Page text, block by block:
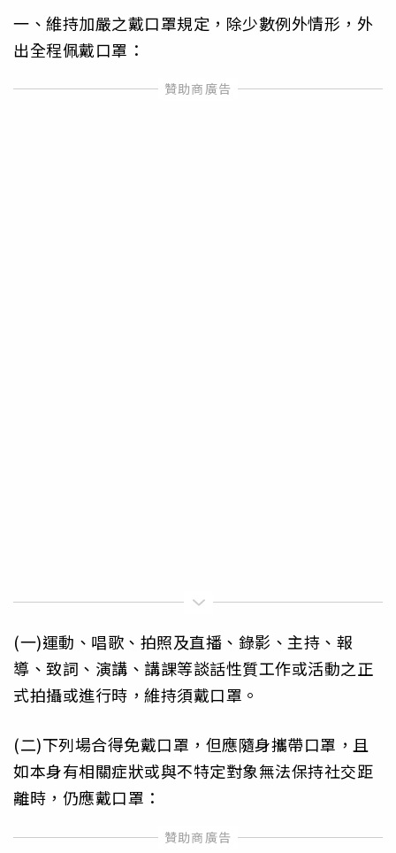
一、維持加嚴之戴口罩規定，除少數例外情形，外
出全程佩戴口罩：
(一)運動、唱歌、拍照及直播、錄影、主持、報
導、致詞、演講、講課等談話性質工作或活動之正
式拍攝或進行時，維持須戴口罩。
(二)下列場合得免戴口罩，但應隨身攜帶口罩，且
如本身有相關症狀或與不特定對象無法保持社交距
離時，仍應戴口罩：